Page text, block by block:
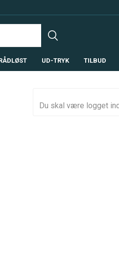
UD-TRYK TILBUD
Du skal være logget